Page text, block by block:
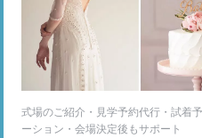
式場のご紹介・見学予約代行・試着
ーション・会場決定後もサポート